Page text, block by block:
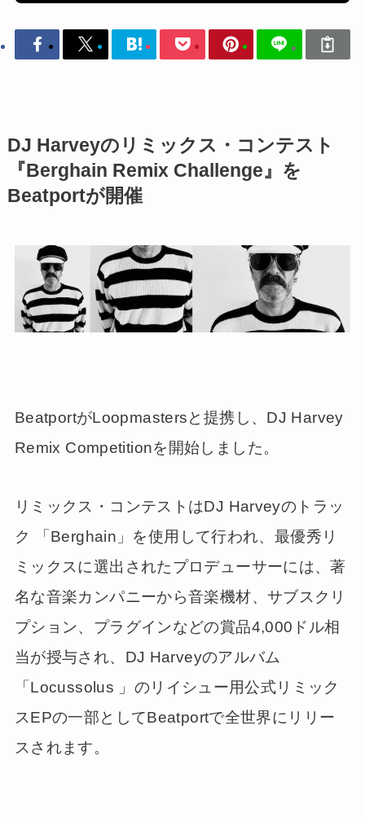
DJ Harveyのリミックス・コンテスト
『Berghain Remix Challenge』を
Beatportが開催
BeatportがLoopmastersと提携し、DJ Harvey
Remix Competitionを開始しました。
リミックス・コンテストはDJ Harveyのトラッ
ク 「Berghain」を使用して行われ、最優秀リ
ミックスに選出されたプロデューサーには、著
名な音楽カンパニーから音楽機材、サブスクリ
プション、プラグインなどの賞品4,000ドル相
当が授与され、DJ Harveyのアルバム
「Locussolus 」のリイシュー用公式リミック
スEPの一部としてBeatportで全世界にリリー
スされます。